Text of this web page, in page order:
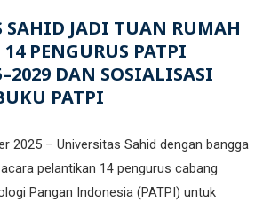
SAHID JADI TUAN RUMAH
PENGURUS PATPI
DAN SOSIALISASI
PATPI
2025 – Universitas Sahid dengan bangga
pelantikan 14 pengurus cabang
Pangan Indonesia (PATPI) untuk